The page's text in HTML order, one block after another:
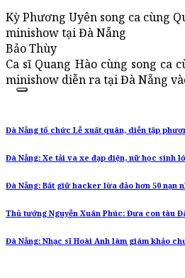
Kỳ Phương Uyên song ca cùng
minishow tại Đà Nẵng
Bảo Thùy
Ca sĩ Quang Hào cùng song ca
minishow diễn ra tại Đà Nẵng
Đà Nẵng tổ chức Lễ xuất quân, diễn tập
Đà Nẵng: Xe tải va xe đạp điện, nữ học sinh
Đà Nẵng: Bắt giữ hacker lừa đảo hơn 50 nạn
Thủ tướng Nguyễn Xuân Phúc: Đưa con tàu
Đà Nẵng: Nhạc sĩ Hoài Anh làm giám khảo